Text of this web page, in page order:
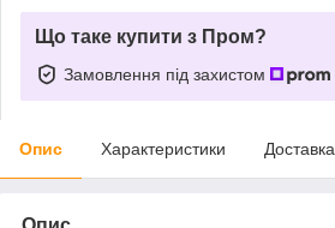
Що таке купити з Пром?
Замовлення під захистом
Опис Характеристики Доставка